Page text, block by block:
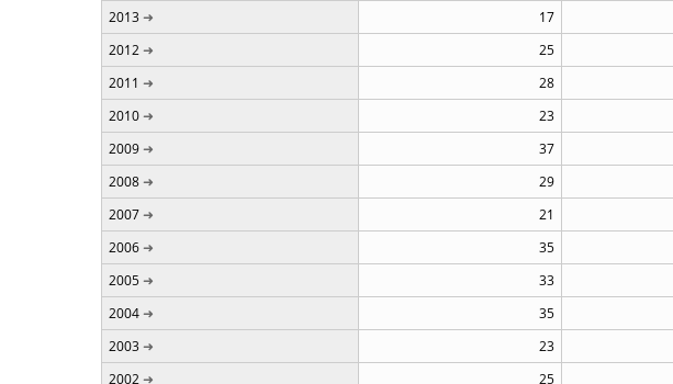
2013
17
2012
25
2011
28
2010
23
2009
37
2008
29
2007
21
2006
35
2005
33
2004
35
2003
23
2002
25